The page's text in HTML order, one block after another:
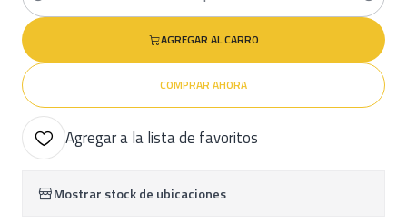
Cantidad
AGREGAR AL CARRO
COMPRAR AHORA
Agregar a la lista de favoritos
Mostrar stock de ubicaciones